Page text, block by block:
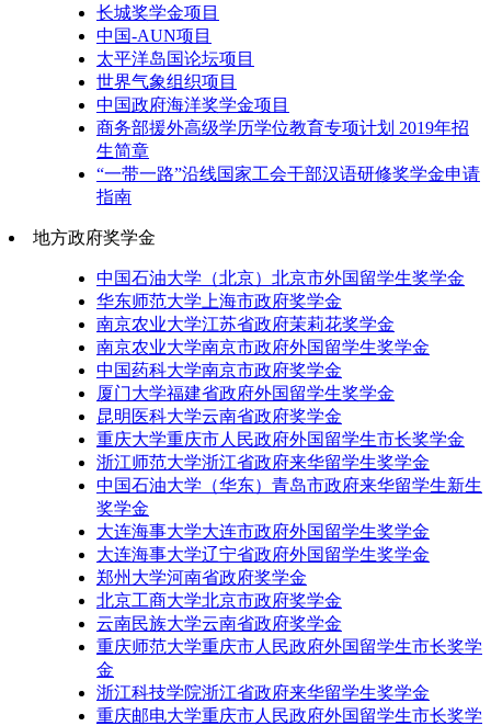
长城奖学金项目
中国-AUN项目
太平洋岛国论坛项目
世界气象组织项目
中国政府海洋奖学金项目
商务部援外高级学历学位教育专项计划 2019年招
生简章
“一带一路”沿线国家工会干部汉语研修奖学金申请
指南
地方政府奖学金
中国石油大学（北京）北京市外国留学生奖学金
华东师范大学上海市政府奖学金
南京农业大学江苏省政府茉莉花奖学金
南京农业大学南京市政府外国留学生奖学金
中国药科大学南京市政府奖学金
厦门大学福建省政府外国留学生奖学金
昆明医科大学云南省政府奖学金
重庆大学重庆市人民政府外国留学生市长奖学金
浙江师范大学浙江省政府来华留学生奖学金
中国石油大学（华东）青岛市政府来华留学生新生
奖学金
大连海事大学大连市政府外国留学生奖学金
大连海事大学辽宁省政府外国留学生奖学金
郑州大学河南省政府奖学金
北京工商大学北京市政府奖学金
云南民族大学云南省政府奖学金
重庆师范大学重庆市人民政府外国留学生市长奖学
金
浙江科技学院浙江省政府来华留学生奖学金
重庆邮电大学重庆市人民政府外国留学生市长奖学